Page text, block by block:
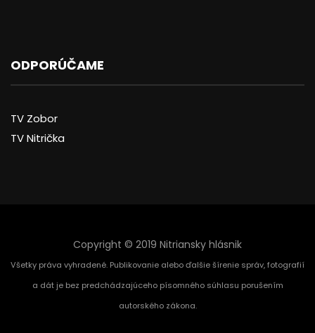
ODPORÚČAME
TV Zobor
TV Nitrička
Copyright © 2019 Nitriansky hlásnik
Všetky práva vyhradené. Publikovanie alebo ďalšie šírenie správ, fotografií
a dát je bez predchádzajúceho písomného súhlasu porušením
autorského zákona.